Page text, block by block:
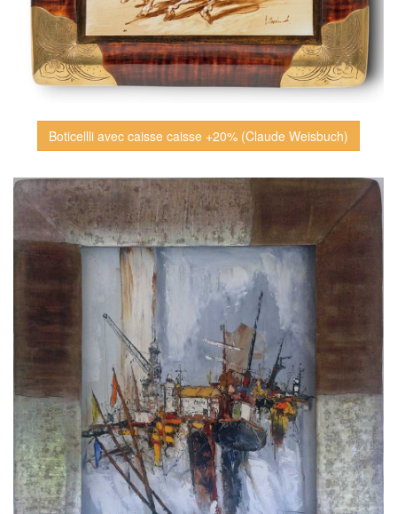
Boticellli avec caisse caisse +20% (Claude Weisbuch)